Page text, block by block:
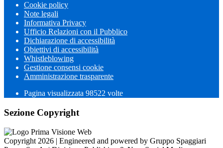
Cookie policy
Note legali
Informativa Privacy
Ufficio Relazioni con il Pubblico
Dichiarazione di accessibilità
Obiettivi di accessibilità
Whistleblowing
Gestione consensi cookie
Amministrazione trasparente
Pagina visualizzata 98522 volte
Sezione Copyright
Copyright 2026 | Engineered and powered by Gruppo Spaggiari